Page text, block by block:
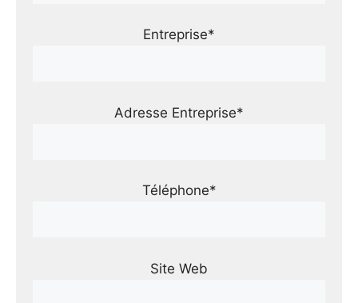
Entreprise*
Adresse Entreprise*
Téléphone*
Site Web